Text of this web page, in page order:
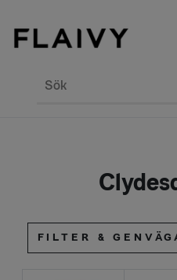
Sök
FILTER &